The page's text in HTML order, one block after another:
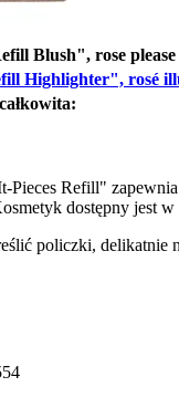
Blush", rose please
Highlighter", rosé
Refill"
dostępny jest w
policzki, delikatnie